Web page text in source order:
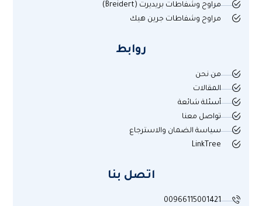
مراوح وشفاطات بريديرت (Breidert)
مراوح وشفاطات جرين هيك
روابط
من نحن
المقالات
أسئلة شائعة
تواصل معنا
سياسة الضمان والاسترجاع
LinkTree
اتصل بنا
00966115001421